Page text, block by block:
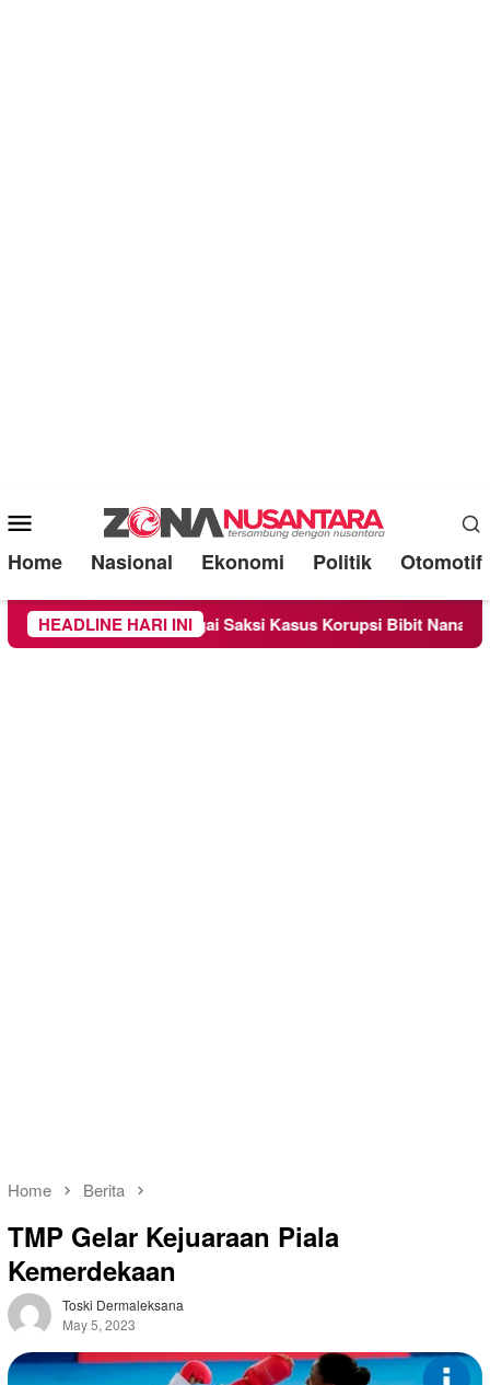
Mobile
Menu
Home Nasional Ekonomi Politik Otomotif
HEADLINE HARI INI
Sebagai Saksi Kasus Korupsi Bibit Nanas Sulsel Rp
Home Berita
TMP Gelar Kejuaraan Piala
Kemerdekaan
Toski Dermaleksana
May 5, 2023